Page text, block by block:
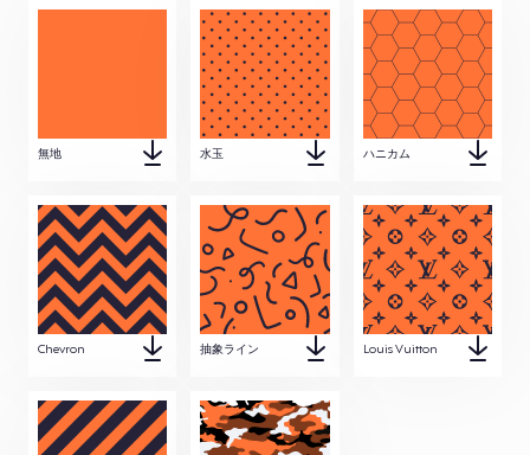
無地 水玉 ハニカム
Chevron 抽象ライン Louis Vuitton